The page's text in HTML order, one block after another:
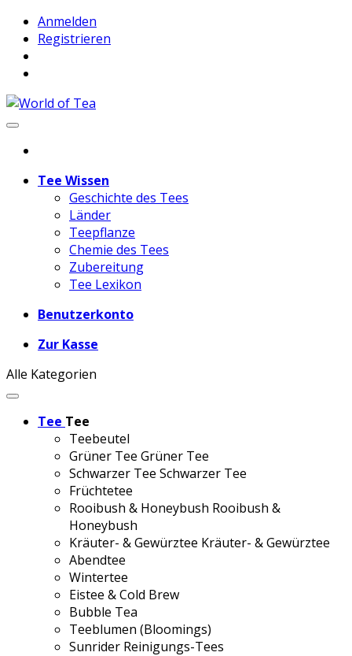
Anmelden
Registrieren
Tee Wissen
Geschichte des Tees
Länder
Teepflanze
Chemie des Tees
Zubereitung
Tee Lexikon
Benutzerkonto
Zur Kasse
Alle Kategorien
Tee Tee
Teebeutel
Grüner Tee Grüner Tee
Schwarzer Tee Schwarzer Tee
Früchtetee
Rooibush & Honeybush Rooibush &
Honeybush
Kräuter- & Gewürztee Kräuter- & Gewürztee
Abendtee
Wintertee
Eistee & Cold Brew
Bubble Tea
Teeblumen (Bloomings)
Sunrider Reinigungs-Tees